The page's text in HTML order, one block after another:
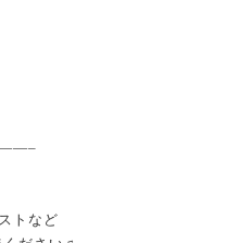
トなど